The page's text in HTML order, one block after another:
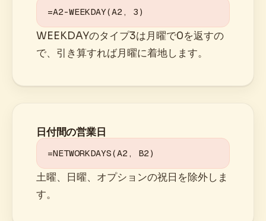
=A2-WEEKDAY(A2, 3)
WEEKDAYのタイプ3は月曜で0を返すの
で、引き算すれば月曜に着地します。
日付間の営業日
=NETWORKDAYS(A2, B2)
土曜、日曜、オプションの祝日を除外しま
す。